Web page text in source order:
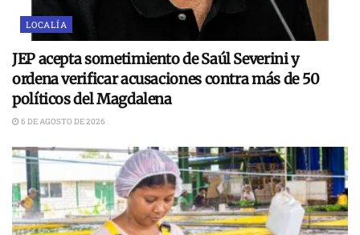
LOCALÍA
JEP acepta sometimiento de Saúl Severini y
ordena verificar acusaciones contra más de 50
políticos del Magdalena
6 DE AGOSTO DE 2026